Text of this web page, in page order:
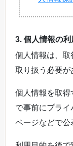
3. 個人情報の
個人情報は、取
取り扱う必要が
個人情報を取得
で事前にプラ
ページなどで公